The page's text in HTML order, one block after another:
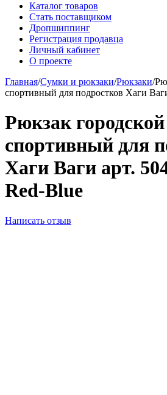
Каталог товаров
Стать поставщиком
Дропшиппинг
Регистрация продавца
Личный кабинет
О проекте
Главная/Сумки и рюкзаки/Рюкзаки/
спортивный для подростков Хаги
Рюкзак городской
спортивный для
Хаги Ваги арт.
Red-Blue
Написать отзыв